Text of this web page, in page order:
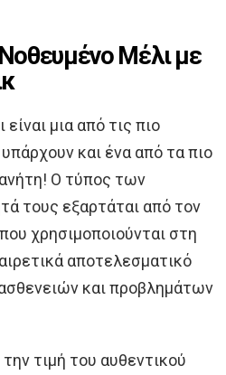
Μέλι με
μια από τις πιο
και ένα από τα πιο
Ο τύπος των
τους εξαρτάται από τον
χρησιμοποιούνται στη
αποτελεσματικό
και προβλημάτων
τιμή του αυθεντικού